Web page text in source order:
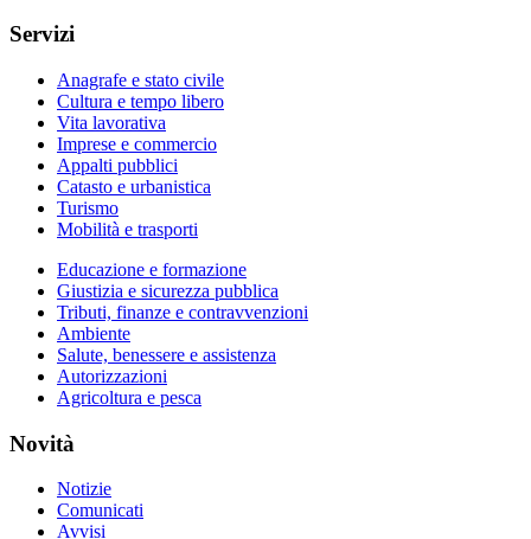
Servizi
Anagrafe e stato civile
Cultura e tempo libero
Vita lavorativa
Imprese e commercio
Appalti pubblici
Catasto e urbanistica
Turismo
Mobilità e trasporti
Educazione e formazione
Giustizia e sicurezza pubblica
Tributi, finanze e contravvenzioni
Ambiente
Salute, benessere e assistenza
Autorizzazioni
Agricoltura e pesca
Novità
Notizie
Comunicati
Avvisi